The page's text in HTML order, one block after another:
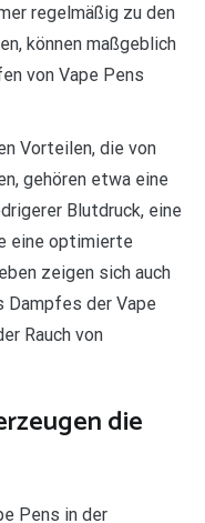
regelmäßig zu den
können maßgeblich
von Vape Pens
Vorteilen, die von
gehören etwa eine
Blutdruck, eine
eine optimierte
zeigen sich auch
Dampfes der Vape
Rauch von
die
Pens in der